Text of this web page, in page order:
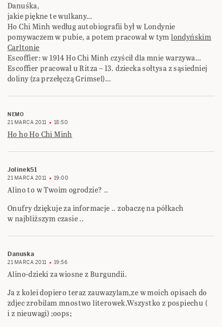
Danuśka,
jakie piękne te wulkany…
Ho Chi Minh według autobiografii był w Londynie
pomywaczem w pubie, a potem pracował w tymlondyńskim
Carltonie
Escoffier: w 1914 Ho Chi Minh czyścił dla mnie warzywa…
Escoffier pracował u Ritza – 13. dziecka sołtysa z sąsiedniej
doliny (za przełęczą Grimsel)…
NEMO
21 MARCA 2011
18:50
Ho ho Ho Chi Minh
Jolinek51
21 MARCA 2011 19:00
Alino to w Twoim ogrodzie? ..
Onufry dziękuje za informacje .. zobaczę na półkach
w najbliższym czasie ..
Danuska
21 MARCA 2011 19:56
Alino-dzieki za wiosne z Burgundii.
Ja z kolei dopiero teraz zauwazylam,ze w moich opisach do
zdjec zrobilam mnostwo literowek.Wszystko z pospiechu (
i z nieuwagi) ;oops;